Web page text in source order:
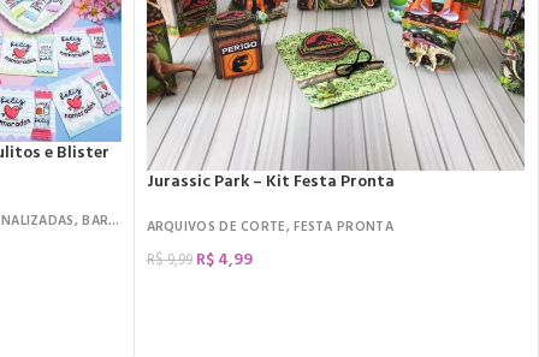
e Blister
,BARRA DE CHOCOLATE , DATAS COMEMORATIVAS
Jurassic Park – Kit Festa Pronta
ARQUIVOS DE CORTE,FESTA PRONTA
R$9,99 R$4,99